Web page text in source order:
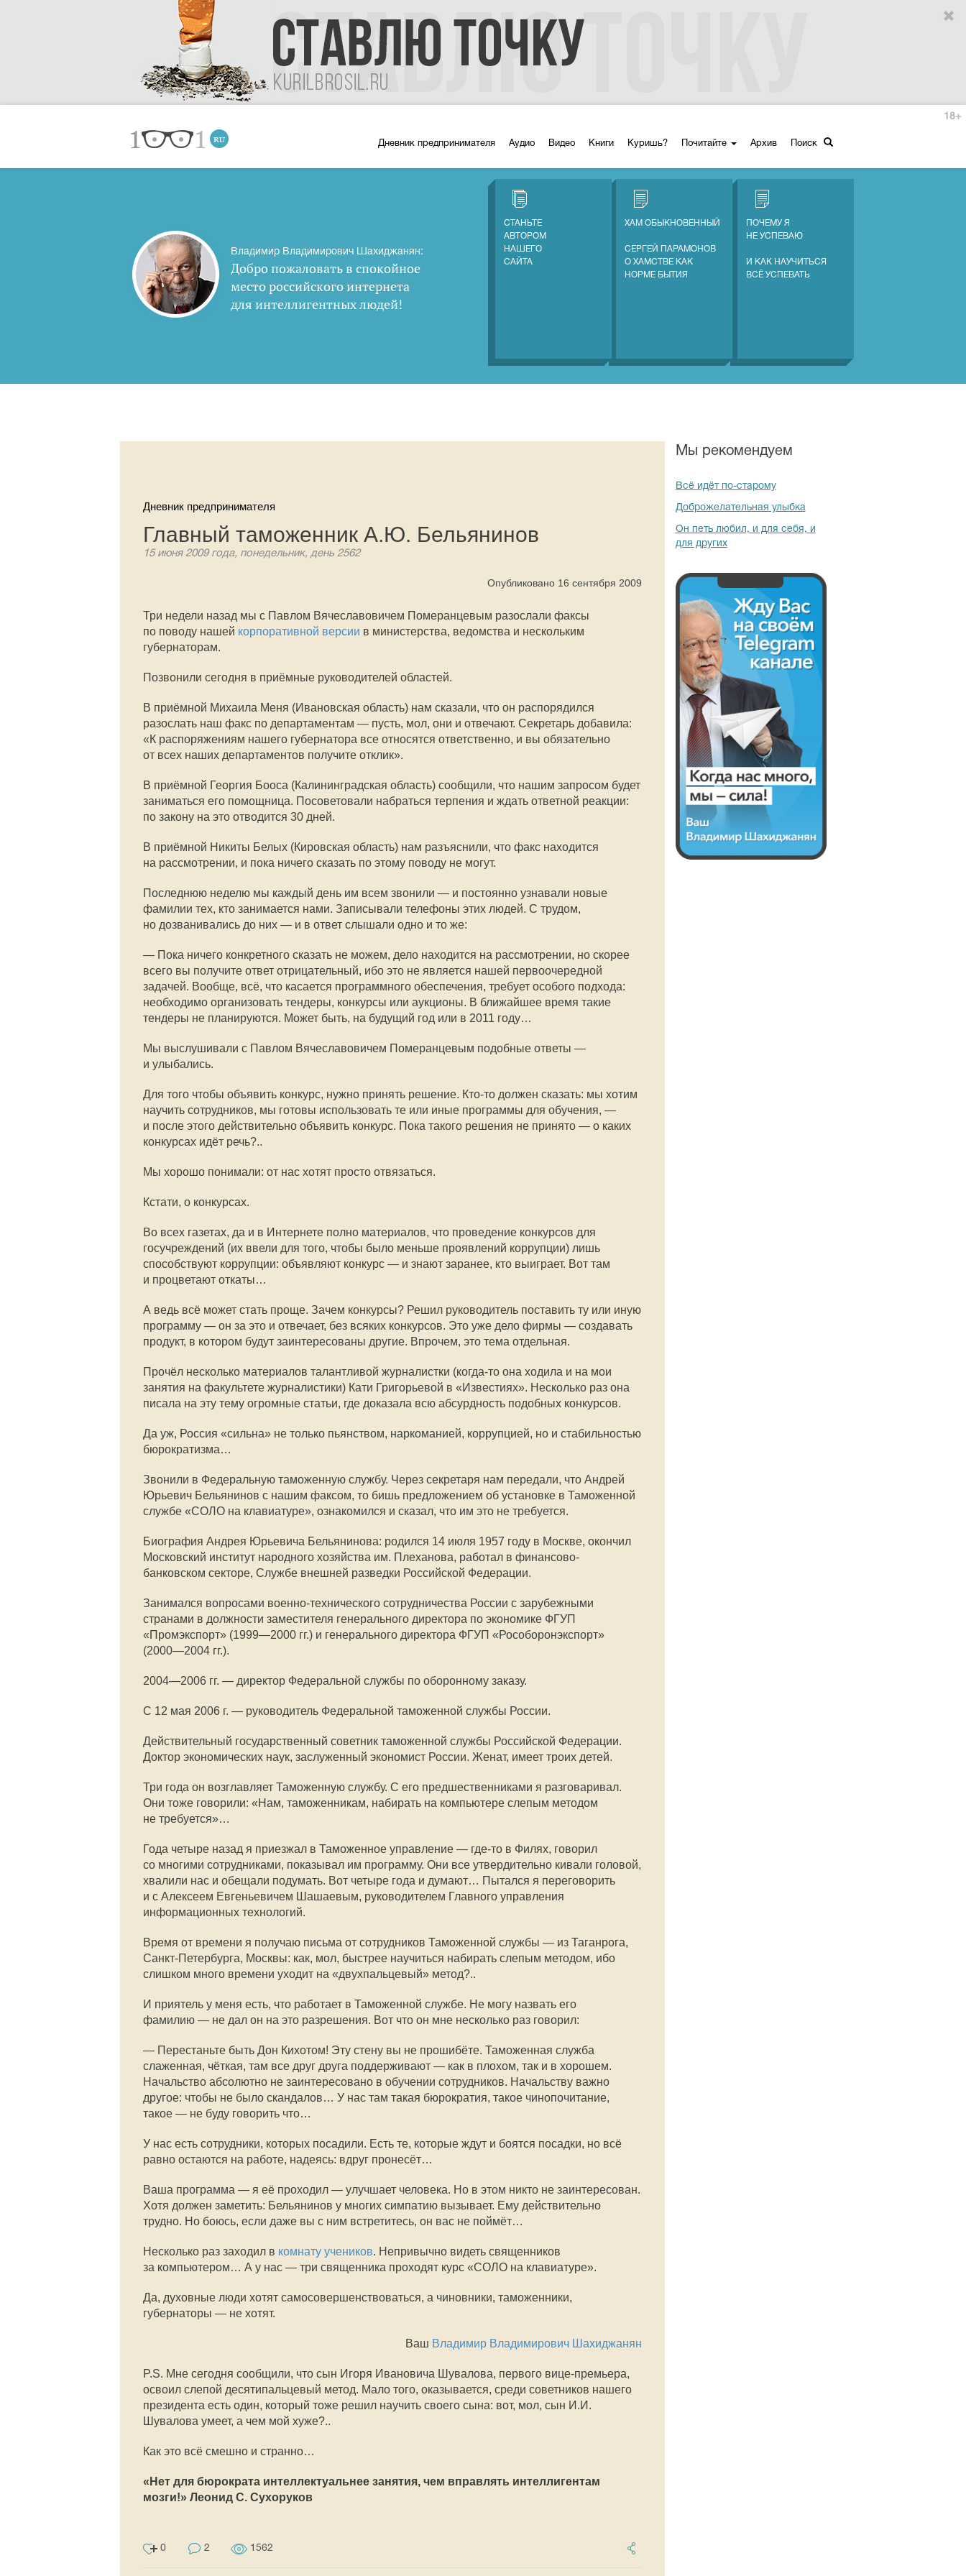
Дневник предпринимателя Аудио Видео Книги Куришь? Почитайте Архив Поиск
18+
Владимир Владимирович Шахиджанян:
Добро пожаловать в спокойное
место российского интернета
для интеллигентных людей!
СТАНЬТЕ
АВТОРОМ
НАШЕГО
САЙТА
ХАМ ОБЫКНОВЕННЫЙ
СЕРГЕЙ ПАРАМОНОВ
О ХАМСТВЕ КАК
НОРМЕ БЫТИЯ
ПОЧЕМУ Я
НЕ УСПЕВАЮ
И КАК НАУЧИТЬСЯ
ВСЁ УСПЕВАТЬ
Дневник предпринимателя
Главный таможенник А.Ю. Бельянинов
15 июня 2009 года, понедельник, день 2562
Опубликовано 16 сентября 2009
Три недели назад мы с Павлом Вячеславовичем Померанцевым разослали факсы
по поводу нашей корпоративной версии в министерства, ведомства и нескольким
губернаторам.
Позвонили сегодня в приёмные руководителей областей.
В приёмной Михаила Меня (Ивановская область) нам сказали, что он распорядился
разослать наш факс по департаментам — пусть, мол, они и отвечают. Секретарь добавила:
«К распоряжениям нашего губернатора все относятся ответственно, и вы обязательно
от всех наших департаментов получите отклик».
В приёмной Георгия Бооса (Калининградская область) сообщили, что нашим запросом будет
заниматься его помощница. Посоветовали набраться терпения и ждать ответной реакции:
по закону на это отводится 30 дней.
В приёмной Никиты Белых (Кировская область) нам разъяснили, что факс находится
на рассмотрении, и пока ничего сказать по этому поводу не могут.
Последнюю неделю мы каждый день им всем звонили — и постоянно узнавали новые
фамилии тех, кто занимается нами. Записывали телефоны этих людей. С трудом,
но дозванивались до них — и в ответ слышали одно и то же:
— Пока ничего конкретного сказать не можем, дело находится на рассмотрении, но скорее
всего вы получите ответ отрицательный, ибо это не является нашей первоочередной
задачей. Вообще, всё, что касается программного обеспечения, требует особого подхода:
необходимо организовать тендеры, конкурсы или аукционы. В ближайшее время такие
тендеры не планируются. Может быть, на будущий год или в 2011 году…
Мы выслушивали с Павлом Вячеславовичем Померанцевым подобные ответы —
и улыбались.
Для того чтобы объявить конкурс, нужно принять решение. Кто-то должен сказать: мы хотим
научить сотрудников, мы готовы использовать те или иные программы для обучения, —
и после этого действительно объявить конкурс. Пока такого решения не принято — о каких
конкурсах идёт речь?..
Мы хорошо понимали: от нас хотят просто отвязаться.
Кстати, о конкурсах.
Во всех газетах, да и в Интернете полно материалов, что проведение конкурсов для
госучреждений (их ввели для того, чтобы было меньше проявлений коррупции) лишь
способствуют коррупции: объявляют конкурс — и знают заранее, кто выиграет. Вот там
и процветают откаты…
А ведь всё может стать проще. Зачем конкурсы? Решил руководитель поставить ту или иную
программу — он за это и отвечает, без всяких конкурсов. Это уже дело фирмы — создавать
продукт, в котором будут заинтересованы другие. Впрочем, это тема отдельная.
Прочёл несколько материалов талантливой журналистки (когда-то она ходила и на мои
занятия на факультете журналистики) Кати Григорьевой в «Известиях». Несколько раз она
писала на эту тему огромные статьи, где доказала всю абсурдность подобных конкурсов.
Да уж, Россия «сильна» не только пьянством, наркоманией, коррупцией, но и стабильностью
бюрократизма…
Звонили в Федеральную таможенную службу. Через секретаря нам передали, что Андрей
Юрьевич Бельянинов с нашим факсом, то бишь предложением об установке в Таможенной
службе «СОЛО на клавиатуре», ознакомился и сказал, что им это не требуется.
Биография Андрея Юрьевича Бельянинова: родился 14 июля 1957 году в Москве, окончил
Московский институт народного хозяйства им. Плеханова, работал в финансово-
банковском секторе, Службе внешней разведки Российской Федерации.
Занимался вопросами военно-технического сотрудничества России с зарубежными
странами в должности заместителя генерального директора по экономике ФГУП
«Промэкспорт» (1999—2000 гг.) и генерального директора ФГУП «Рособоронэкспорт»
(2000—2004 гг.).
2004—2006 гг. — директор Федеральной службы по оборонному заказу.
С 12 мая 2006 г. — руководитель Федеральной таможенной службы России.
Действительный государственный советник таможенной службы Российской Федерации.
Доктор экономических наук, заслуженный экономист России. Женат, имеет троих детей.
Три года он возглавляет Таможенную службу. С его предшественниками я разговаривал.
Они тоже говорили: «Нам, таможенникам, набирать на компьютере слепым методом
не требуется»…
Года четыре назад я приезжал в Таможенное управление — где-то в Филях, говорил
со многими сотрудниками, показывал им программу. Они все утвердительно кивали головой,
хвалили нас и обещали подумать. Вот четыре года и думают… Пытался я переговорить
и с Алексеем Евгеньевичем Шашаевым, руководителем Главного управления
информационных технологий.
Время от времени я получаю письма от сотрудников Таможенной службы — из Таганрога,
Санкт-Петербурга, Москвы: как, мол, быстрее научиться набирать слепым методом, ибо
слишком много времени уходит на «двухпальцевый» метод?..
И приятель у меня есть, что работает в Таможенной службе. Не могу назвать его
фамилию — не дал он на это разрешения. Вот что он мне несколько раз говорил:
— Перестаньте быть Дон Кихотом! Эту стену вы не прошибёте. Таможенная служба
слаженная, чёткая, там все друг друга поддерживают — как в плохом, так и в хорошем.
Начальство абсолютно не заинтересовано в обучении сотрудников. Начальству важно
другое: чтобы не было скандалов… У нас там такая бюрократия, такое чинопочитание,
такое — не буду говорить что…
У нас есть сотрудники, которых посадили. Есть те, которые ждут и боятся посадки, но всё
равно остаются на работе, надеясь: вдруг пронесёт…
Ваша программа — я её проходил — улучшает человека. Но в этом никто не заинтересован.
Хотя должен заметить: Бельянинов у многих симпатию вызывает. Ему действительно
трудно. Но боюсь, если даже вы с ним встретитесь, он вас не поймёт…
Несколько раз заходил в комнату учеников. Непривычно видеть священников
за компьютером… А у нас — три священника проходят курс «СОЛО на клавиатуре».
Да, духовные люди хотят самосовершенствоваться, а чиновники, таможенники,
губернаторы — не хотят.
Ваш Владимир Владимирович Шахиджанян
P.S. Мне сегодня сообщили, что сын Игоря Ивановича Шувалова, первого вице-премьера,
освоил слепой десятипальцевый метод. Мало того, оказывается, среди советников нашего
президента есть один, который тоже решил научить своего сына: вот, мол, сын И.И.
Шувалова умеет, а чем мой хуже?..
Как это всё смешно и странно…
«Нет для бюрократа интеллектуальнее занятия, чем вправлять интеллигентам
мозги!» Леонид С. Сухоруков
0 2 1562
Мы рекомендуем
Всё идёт по-старому
Доброжелательная улыбка
Он петь любил, и для себя, и
для других